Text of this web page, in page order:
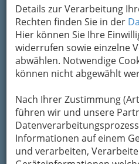
Details zur Verarbeitung
Rechten finden Sie in der
Hier können Sie Ihre
widerrufen sowie einzelne
abwählen. Notwendige
können nicht abgewählt
Nach Ihrer Zustimmung
führen wir und unsere
Informationen auf einem
und verarbeiten,
Tag, stehen den
Jungvermählten die
offen. Zu zweit die frische
und kosen“ bedeutet.
Frischverliebte besser
Stränden, verzauberten